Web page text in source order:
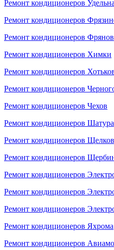
Ремонт кондиционеров
Ремонт кондиционеров
Ремонт кондиционеров
Ремонт кондиционеров Химки
Ремонт кондиционеров
Ремонт кондиционеров
Ремонт кондиционеров Чехов
Ремонт кондиционеров Шатура
Ремонт кондиционеров
Ремонт кондиционеров
Ремонт кондиционеров
Ремонт кондиционеров
Ремонт кондиционеров
Ремонт кондиционеров Яхрома
Ремонт кондиционеров